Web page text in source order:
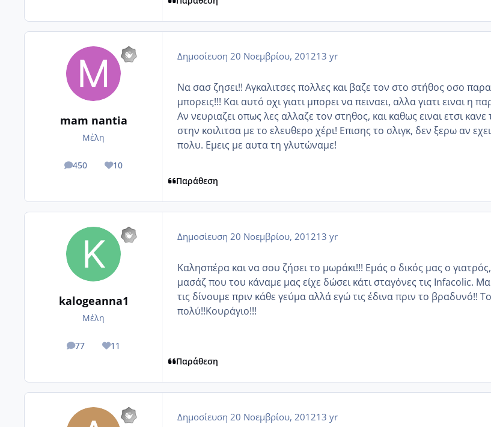
mam nantia
Μέλη
450
posts 10
Reputation
Δημοσίευση 20 Νοεμβρίου, 201213 yr
Να σασ ζησει!! Αγκαλιτσες πολλες και βαζε τον στο στήθος οσο
μπορεις!!! Και αυτό οχι γιατι μπορει να πειναει, αλλα γιατι ειναι η
Αν νευριαζει οπως λες αλλαζε τον στηθος, και καθως ειναι ετσι
στην κοιλιτσα με το ελευθερο χέρι! Επισης το σλιγκ, δεν ξερω αν
πολυ. Εμεις με αυτα τη γλυτώναμε!
Παράθεση
kalogeanna1
Μέλη
77
posts 11
Reputation
Δημοσίευση 20 Νοεμβρίου, 201213 yr
Καλησπέρα και να σου ζήσει το μωράκι!!! Εμάς ο δικός μας ο
μασάζ που του κάναμε μας είχε δώσει κάτι σταγόνες τις Infacolic.
τις δίνουμε πριν κάθε γεύμα αλλά εγώ τις έδινα πριν το βραδυνό!!
πολύ!!Κουράγιο!!!
Παράθεση
Δημοσίευση 20 Νοεμβρίου, 201213 yr